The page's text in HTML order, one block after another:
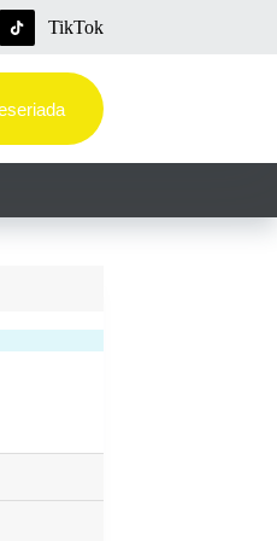
TikTok